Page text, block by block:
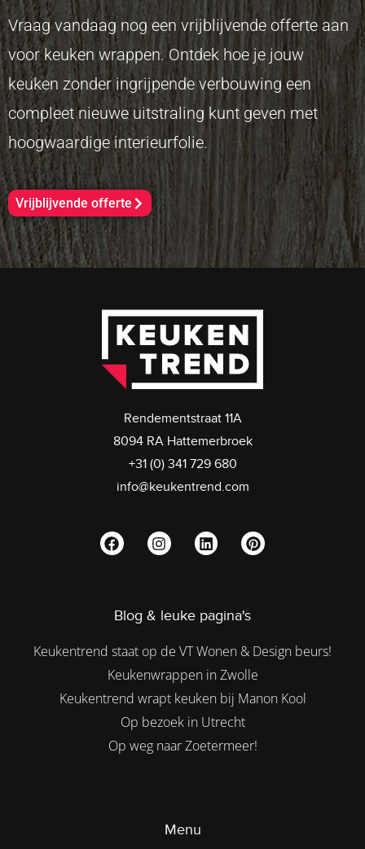
Vraag vandaag nog een vrijblijvende offerte aan
voor keuken wrappen. Ontdek hoe je jouw
keuken zonder ingrijpende verbouwing een
compleet nieuwe uitstraling kunt geven met
hoogwaardige interieurfolie.
Vrijblijvende offerte
Rendementstraat 11A
8094 RA Hattemerbroek
+31 (0) 341 729 680
info@keukentrend.com
Blog & leuke pagina's
Keukentrend staat op de VT Wonen & Design beurs!
Keukenwrappen in Zwolle
Keukentrend wrapt keuken bij Manon Kool
Op bezoek in Utrecht
Op weg naar Zoetermeer!
Menu